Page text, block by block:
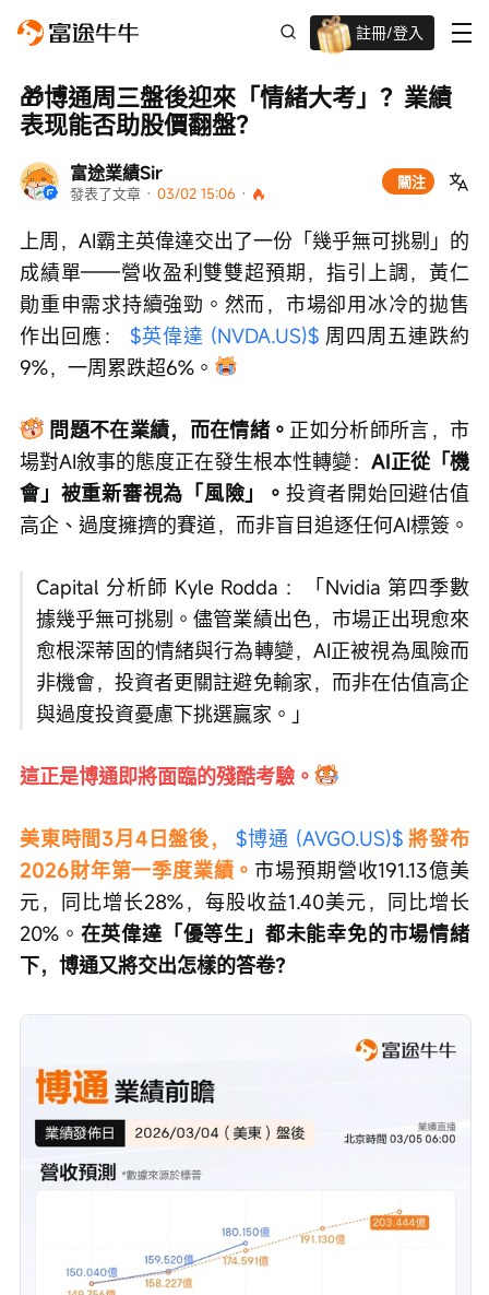
註冊/登入
迎新驚喜賞 股票/BTC等任你揀!
富途業績Sir
發表了文章 · 03/02 15:06 ·
關注
🎁博通周三盤後迎來「情緒大考」？業績
表现能否助股價翻盤？
上周，AI霸主英偉達交出了一份「幾乎無可挑剔」的
成績單——營收盈利雙雙超預期，指引上調，黃仁
勛重申需求持續強勁。然而，市場卻用冰冷的拋售
作出回應： $英偉達 (NVDA.US)$ 周四周五連跌約
9%，一周累跌超6%。
問題不在業績，而在情緒。 正如分析師所言，市
場對AI敘事的態度正在發生根本性轉變： AI正從「機
會」被重新審視為「風險」。 投資者開始回避估值
高企、過度擁擠的賽道，而非盲目追逐任何AI標簽。
Capital 分析師 Kyle Rodda ：「Nvidia 第四季數
據幾乎無可挑剔。儘管業績出色，市場正出現愈來
愈根深蒂固的情緒與行為轉變，AI正被視為風險而
非機會，投資者更關註避免輸家，而非在估值高企
與過度投資憂慮下挑選贏家。」
這正是博通即將面臨的殘酷考驗。
美東時間3月4日盤後， $博通 (AVGO.US)$ 將發布
2026財年第一季度業績。 市場預期營收191.13億美
元，同比增长28%，每股收益1.40美元，同比增长
20%。 在英偉達「優等生」都未能幸免的市場情緒
下，博通又將交出怎樣的答卷？